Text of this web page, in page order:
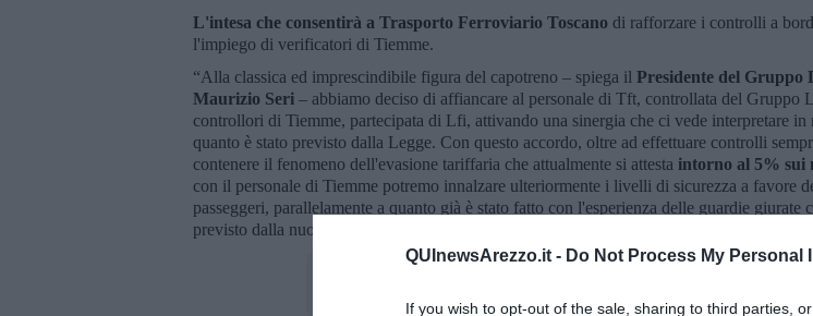
QUInewsArezzo.it - Do Not Process My Personal
If you wish to opt-out of the sale, sharing to third parties,
L'intesa che consentirà a Trasporto Ferroviario Toscano di rafforzare i controlli a
l'impiego di verificatori di Tiemme.
“Alla classica ed imprescindibile figura del capotreno – spiega il Presidente del Gruppo
Maurizio Seri – abbiamo deciso di affiancare al personale di Tft, controllata del Gruppo
controllori di Tiemme, partecipata di Lfi, attivando una sinergia che ci vede interpretare in
quanto è stato previsto dalla Legge. Con questo accordo, oltre ad effettuare controlli
contenere il fenomeno dell'evasione tariffaria che attualmente si attesta intorno al 5% sui
con il personale di Tiemme potremo innalzare ulteriormente i livelli di sicurezza a favore
passeggeri, parallelamente a quanto già è stato fatto con l'esperienza delle guardie giurate
previsto dalla nuova normativa regionale, abbiamo sperimentato nei mesi scorsi”.